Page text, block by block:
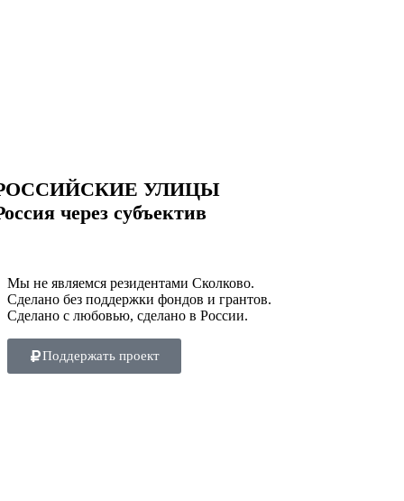
УЛИЦЫ
через субъектив
Мы не являемся резидентами Сколково.
Сделано без поддержки фондов и грантов.
Сделано с любовью, сделано в России.
Поддержать проект